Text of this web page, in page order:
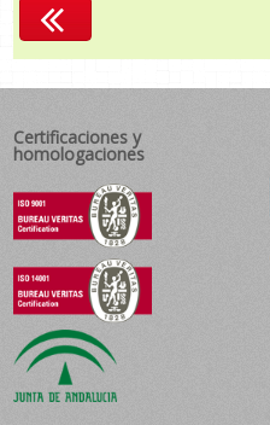
Certificaciones y
homologaciones